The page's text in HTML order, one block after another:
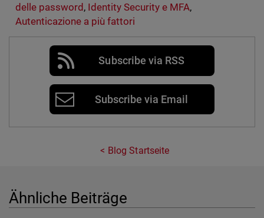
delle password , Identity Security e MFA,
Autenticazione a più fattori
Subscribe via RSS
Subscribe via Email
Blog Startseite
Ähnliche Beiträge